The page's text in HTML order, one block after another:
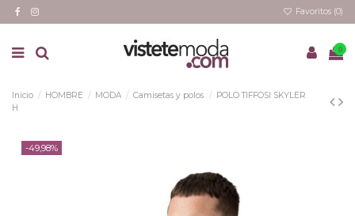
Favoritos (0)
0
Inicio HOMBRE MODA Camisetas y polos
POLO TIFFOSI SKYLER
H
-49,98%